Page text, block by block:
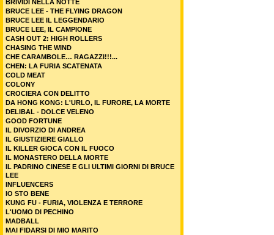
BRIVIDI NELLA NOTTE
BRUCE LEE - THE FLYING DRAGON
BRUCE LEE IL LEGGENDARIO
BRUCE LEE, IL CAMPIONE
CASH OUT 2: HIGH ROLLERS
CHASING THE WIND
CHE CARAMBOLE… RAGAZZI!!!...
CHEN: LA FURIA SCATENATA
COLD MEAT
COLONY
CROCIERA CON DELITTO
DA HONG KONG: L'URLO, IL FURORE, LA MORTE
DELIBAL - DOLCE VELENO
GOOD FORTUNE
IL DIVORZIO DI ANDREA
IL GIUSTIZIERE GIALLO
IL KILLER GIOCA CON IL FUOCO
IL MONASTERO DELLA MORTE
IL PADRINO CINESE E GLI ULTIMI GIORNI DI BRUCE
LEE
INFLUENCERS
IO STO BENE
KUNG FU - FURIA, VIOLENZA E TERRORE
L'UOMO DI PECHINO
MADBALL
MAI FIDARSI DI MIO MARITO